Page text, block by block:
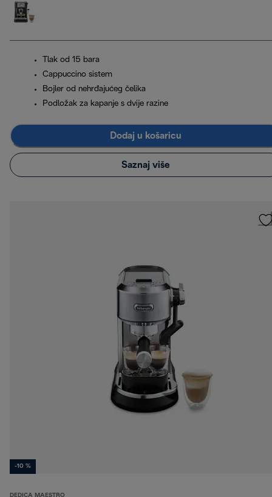
Tlak od 15 bara
Cappuccino sistem
Bojler od nehrđajućeg čelika
Podložak za kapanje s dvije razine
Dodaj u košaricu
Saznaj više
-10 %
DEDICA MAESTRO